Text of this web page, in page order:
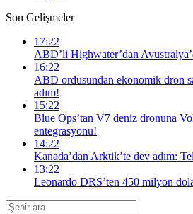
Son Gelişmeler
17:22
ABD’li Highwater’dan
16:22
ABD ordusundan ekonomik dron
adım!
15:22
Blue Ops’tan V7 deniz dronuna
entegrasyonu!
14:22
Kanada’dan Arktik’te dev adım:
13:22
Leonardo DRS’ten 450 milyon